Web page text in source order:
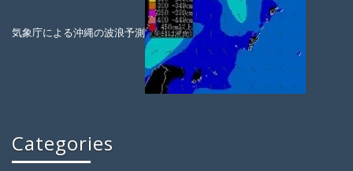
気象庁による沖縄の波浪予測
Categories